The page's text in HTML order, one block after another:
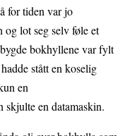
for tiden var jo
og lot seg selv føle et
bokhyllene var fylt
stått en koselig
en
skjulte en datamaskin.